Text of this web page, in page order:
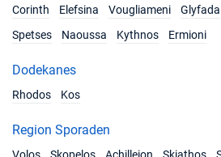
Corinth
Elefsina Vougliameni Glyfada
Spetses
Naoussa Kythnos Ermioni
Dodekanes
Rhodos
Kos
Region Sporaden